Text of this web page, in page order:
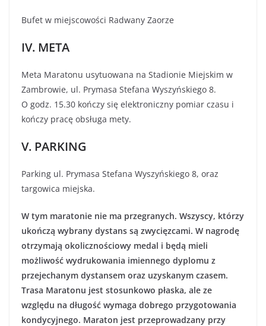
Bufet w miejscowości Radwany Zaorze
IV. META
Meta Maratonu usytuowana na Stadionie Miejskim w
Zambrowie, ul. Prymasa Stefana Wyszyńskiego 8.
O godz. 15.30 kończy się elektroniczny pomiar czasu i
kończy pracę obsługa mety.
V. PARKING
Parking ul. Prymasa Stefana Wyszyńskiego 8, oraz
targowica miejska.
W tym maratonie nie ma przegranych. Wszyscy, którzy
ukończą wybrany dystans są zwycięzcami. W nagrodę
otrzymają okolicznościowy medal i będą mieli
możliwość wydrukowania imiennego dyplomu z
przejechanym dystansem oraz uzyskanym czasem.
Trasa Maratonu jest stosunkowo płaska, ale ze
względu na długość wymaga dobrego przygotowania
kondycyjnego. Maraton jest przeprowadzany przy